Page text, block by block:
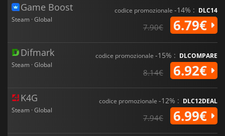
Game Boost
Steam · Global
codice promozionale -14% : DLC14
7.90€ 6.79€
Difmark
Steam · Global
codice promozionale -15% : DLCOMPARE
8.14€ 6.92€
K4G
Steam · Global
codice promozionale -12% : DLC12DEAL
7.94€ 6.99€